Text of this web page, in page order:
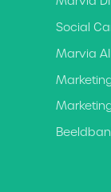
Social
Marvia AI